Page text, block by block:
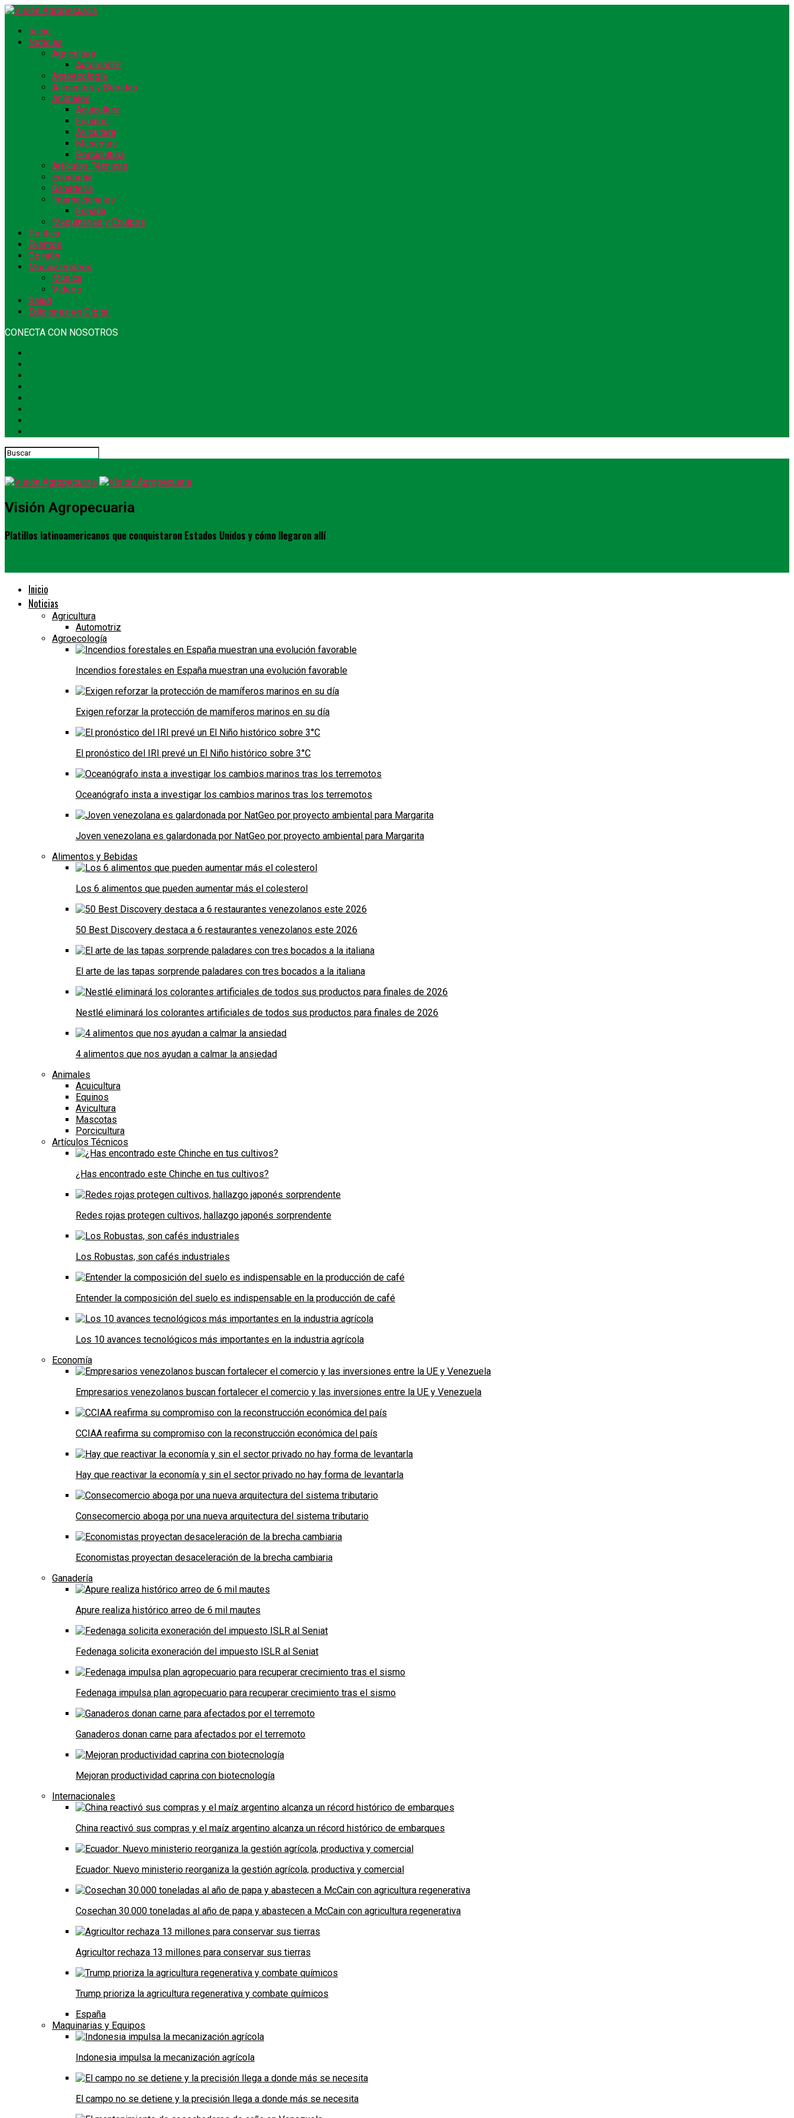
Inicio
Noticias
Agricultura
Automotriz
Agroecología
Alimentos y Bebidas
Animales
Acuicultura
Equinos
Avicultura
Mascotas
Porcicultura
Artículos Técnicos
Economía
Ganadería
Internacionales
España
Maquinarias y Equipos
Política
Eventos
Opinión
Música/Videos
Música
Videos
Salud
Ediciones en Digital
CONECTA CON NOSOTROS
Visión Agropecuaria
Platillos latinoamericanos que conquistaron Estados Unidos y cómo llegaron allí
Inicio
Noticias
Agricultura
Automotriz
Agroecología
Incendios forestales en España muestran una evolución favorable
Exigen reforzar la protección de mamíferos marinos en su día
El pronóstico del IRI prevé un El Niño histórico sobre 3°C
Oceanógrafo insta a investigar los cambios marinos tras los terremotos
Joven venezolana es galardonada por NatGeo por proyecto ambiental para Margarita
Alimentos y Bebidas
Los 6 alimentos que pueden aumentar más el colesterol
50 Best Discovery destaca a 6 restaurantes venezolanos este 2026
El arte de las tapas sorprende paladares con tres bocados a la italiana
Nestlé eliminará los colorantes artificiales de todos sus productos para finales de 2026
4 alimentos que nos ayudan a calmar la ansiedad
Animales
Acuicultura
Equinos
Avicultura
Mascotas
Porcicultura
Artículos Técnicos
¿Has encontrado este Chinche en tus cultivos?
Redes rojas protegen cultivos, hallazgo japonés sorprendente
Los Robustas, son cafés industriales
Entender la composición del suelo es indispensable en la producción de café
Los 10 avances tecnológicos más importantes en la industria agrícola
Economía
Empresarios venezolanos buscan fortalecer el comercio y las inversiones entre la UE y Venezuela
CCIAA reafirma su compromiso con la reconstrucción económica del país
Hay que reactivar la economía y sin el sector privado no hay forma de levantarla
Consecomercio aboga por una nueva arquitectura del sistema tributario
Economistas proyectan desaceleración de la brecha cambiaria
Ganadería
Apure realiza histórico arreo de 6 mil mautes
Fedenaga solicita exoneración del impuesto ISLR al Seniat
Fedenaga impulsa plan agropecuario para recuperar crecimiento tras el sismo
Ganaderos donan carne para afectados por el terremoto
Mejoran productividad caprina con biotecnología
Internacionales
China reactivó sus compras y el maíz argentino alcanza un récord histórico de embarques
Ecuador: Nuevo ministerio reorganiza la gestión agrícola, productiva y comercial
Cosechan 30.000 toneladas al año de papa y abastecen a McCain con agricultura regenerativa
Agricultor rechaza 13 millones para conservar sus tierras
Trump prioriza la agricultura regenerativa y combate químicos
España
Maquinarias y Equipos
Indonesia impulsa la mecanización agrícola
El campo no se detiene y la precisión llega a donde más se necesita